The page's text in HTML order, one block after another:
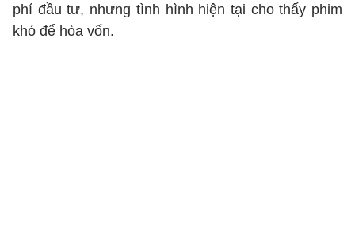
phí đầu tư, nhưng tình hình hiện tại cho thấy phim
khó để hòa vốn.